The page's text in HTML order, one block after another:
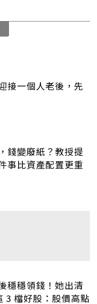
接一個人老後，先
錢變廢紙？教授提
事比資產配置更重
穩穩領錢！她出清
3 檔好股：股價高點